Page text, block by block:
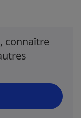
connaître